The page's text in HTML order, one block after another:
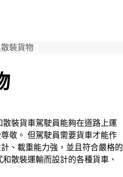
1788Volvo Trucks 商店
裝貨物
散裝貨車駕駛員能夠在道路上運
敬。 但駕駛員需要貨車才能作
、載重能力強，並且符合嚴格的
散裝運輸而設計的各種貨車、